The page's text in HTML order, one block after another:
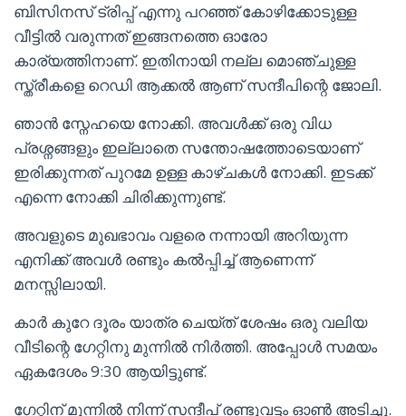
ബിസിനസ് ട്രിപ്പ് എന്നു പറഞ്ഞ് കോഴിക്കോടുള്ള
വീട്ടിൽ വരുന്നത് ഇങ്ങനത്തെ ഓരോ
കാര്യത്തിനാണ്. ഇതിനായി നല്ല മൊഞ്ചുള്ള
സ്ത്രീകളെ റെഡി ആക്കൽ ആണ് സന്ദീപിന്റെ ജോലി.
ഞാൻ സ്നേഹയെ നോക്കി. അവൾക്ക് ഒരു വിധ
പ്രശ്നങ്ങളും ഇല്ലാതെ സന്തോഷത്തോടെയാണ്
ഇരിക്കുന്നത് പുറമേ ഉള്ള കാഴ്ചകൾ നോക്കി. ഇടക്ക്
എന്നെ നോക്കി ചിരിക്കുന്നുണ്ട്.
അവളുടെ മുഖഭാവം വളരെ നന്നായി അറിയുന്ന
എനിക്ക് അവൾ രണ്ടും കൽപ്പിച്ച് ആണെന്ന്
മനസ്സിലായി.
കാർ കുറേ ദൂരം യാത്ര ചെയ്ത് ശേഷം ഒരു വലിയ
വീടിന്റെ ഗേറ്റിനു മുന്നിൽ നിർത്തി. അപ്പോൾ സമയം
ഏകദേശം 9:30 ആയിട്ടുണ്ട്.
ഗേറ്റിന് മുന്നിൽ നിന്ന് സന്ദീപ് രണ്ടുവട്ടം ഓൺ അടിച്ചു.